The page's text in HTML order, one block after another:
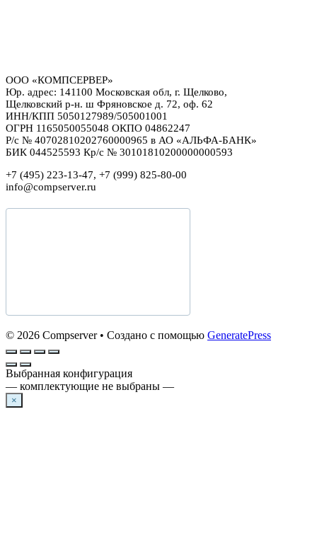
ООО «КОМПСЕРВЕР»
Юр. адрес: 141100 Московская обл, г. Щелково,
Щелковский р-н. ш Фряновское д. 72, оф. 62
ИНН/КПП 5050127989/505001001
ОГРН 1165050055048 ОКПО 04862247
Р/с № 40702810202760000965 в АО «АЛЬФА-БАНК»
БИК 044525593 Кр/с № 30101810200000000593
+7 (495) 223-13-47, +7 (999) 825-80-00
info@compserver.ru
© 2026 Compserver• Создано с помощью GeneratePress
Выбранная конфигурация
— комплектующие не выбраны —
×